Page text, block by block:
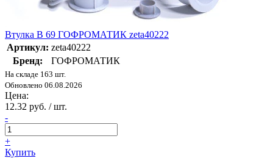
Втулка В 69 ГОФРОМАТИК zeta40222
Артикул: zeta40222
Бренд:
ГОФРОМАТИК
На складе 163 шт.
Обновлено 06.08.2026
Цена:
12.32 руб. / шт.
-
+
Купить